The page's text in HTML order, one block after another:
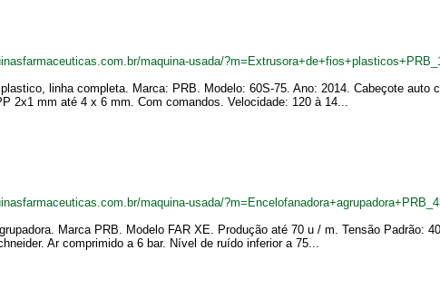
maquina-usada/
linha completa. Marca: PRB. Modelo: 60S-75. Ano: 2014. Cabeçote
2x1 mm até 4 x 6 mm. Com comandos. Velocidade: 120 à 14...
maquina-usada/
Marca PRB. Modelo FAR XE. Produção até 70 u / m. Tensão Padrão:
Ar comprimido a 6 bar. Nível de ruído inferior a 75...